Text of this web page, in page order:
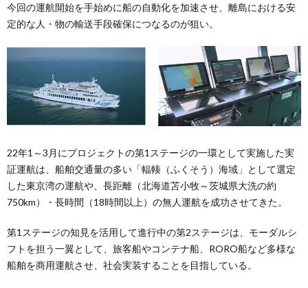
今回の運航開始を手始めに船の自動化を加速させ、離島における安
定的な人・物の輸送手段確保につなるのが狙い。
22年1～3月にプロジェクトの第1ステージの一環として実施した実
証運航は、船舶交通量の多い「輻輳（ふくそう）海域」として選定
した東京湾の運航や、長距離（北海道苫小牧～茨城県大洗の約
750km）・長時間（18時間以上）の無人運航を成功させてきた。
第1ステージの知見を活用して進行中の第2ステージは、モーダルシ
フトを担う一翼として、旅客船やコンテナ船、RORO船など多様な
船舶を商用運航させ、社会実装することを目指している。